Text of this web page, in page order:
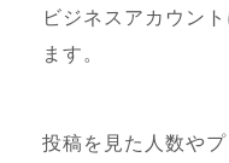
ビジネスアカウン
ます。
投稿を見た人数や